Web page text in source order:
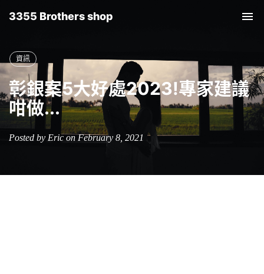
3355 Brothers shop
資訊
彰銀案5大好處2023!專家建議
咁做...
Posted by Eric on February 8, 2021